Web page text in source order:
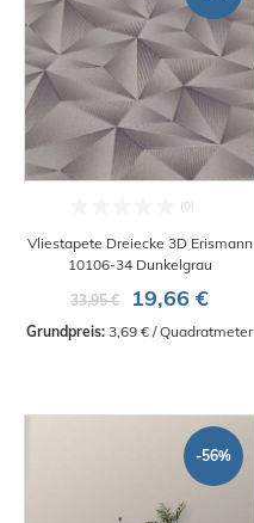
Vliestapete Dreiecke 3D Erismann
10106-34 Dunkelgrau
33,95 €
19,66 €
Grundpreis: 3,69 € / Quadratmeter
-56%